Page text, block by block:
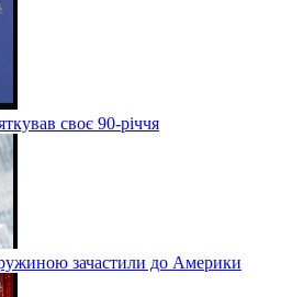
своє 90-річчя
зачастили до Америки